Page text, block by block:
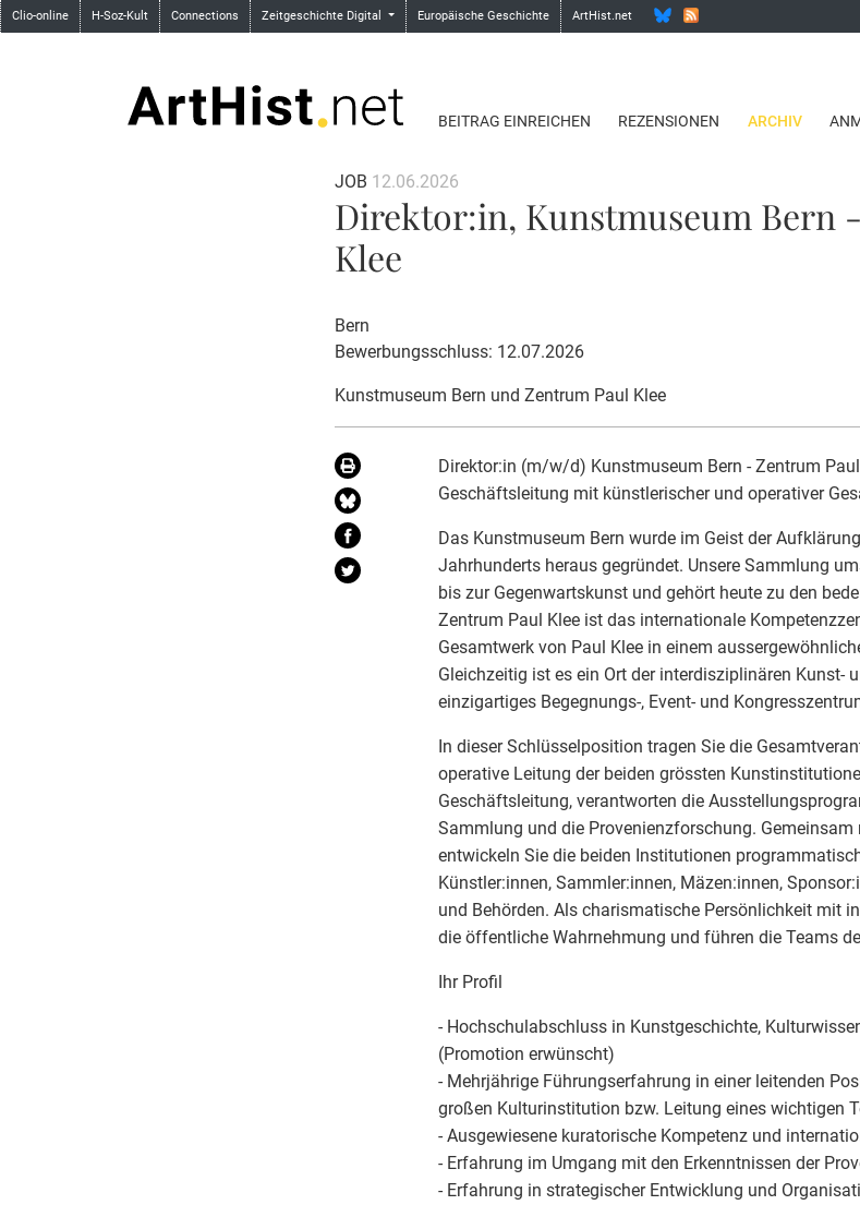
Clio-online H-Soz-Kult Connections Zeitgeschichte Digital Europäische Geschichte ArtHist.net
BEITRAG EINREICHEN REZENSIONEN ARCHIV
JOB 12.06.2026
Direktor:in, Kunstmuseum Bern
Klee
Bern
Bewerbungsschluss: 12.07.2026
Kunstmuseum Bern und Zentrum Paul Klee
Direktor:in (m/w/d) Kunstmuseum Bern - Zentrum
Geschäftsleitung mit künstlerischer und operativer
Das Kunstmuseum Bern wurde im Geist der
Jahrhunderts heraus gegründet. Unsere Sammlung
bis zur Gegenwartskunst und gehört heute zu den
Zentrum Paul Klee ist das internationale
Gesamtwerk von Paul Klee in einem
Gleichzeitig ist es ein Ort der interdisziplinären Kunst-
einzigartiges Begegnungs-, Event- und
In dieser Schlüsselposition tragen Sie die
operative Leitung der beiden grössten
Geschäftsleitung, verantworten die
Sammlung und die Provenienzforschung.
entwickeln Sie die beiden Institutionen
Künstler:innen, Sammler:innen, Mäzen:innen,
und Behörden. Als charismatische Persönlichkeit mit
die öffentliche Wahrnehmung und führen die Teams
Ihr Profil
- Hochschulabschluss in Kunstgeschichte,
(Promotion erwünscht)
- Mehrjährige Führungserfahrung in einer leitenden
großen Kulturinstitution bzw. Leitung eines wichtigen
- Ausgewiesene kuratorische Kompetenz und
- Erfahrung im Umgang mit den Erkenntnissen der
- Erfahrung in strategischer Entwicklung und